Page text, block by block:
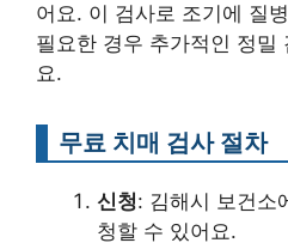
어요. 이 검사로 조기에 질
필요한 경우 추가적인 정밀
요.
무료 치매 검사 절차
신청: 김해시 보건소
청할 수 있어요.